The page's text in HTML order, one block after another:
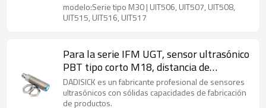
modelo:Serie tipo M30 | UIT506, UIT507, UIT508,
UIT515, UIT516, UIT517
Para la serie IFM UGT, sensor ultrasónico
PBT tipo corto M18, distancia de
detección de 60 mm a 800 mm
DADISICK es un fabricante profesional de sensores
ultrasónicos con sólidas capacidades de fabricación
de productos.